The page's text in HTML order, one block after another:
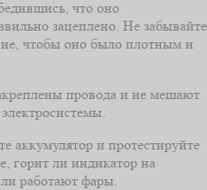
что оно
зацеплено. Не забывайте
чтобы оно было плотным и
провода и не мешают
аккумулятор и протестируйте
горит ли индикатор на
работают фары.